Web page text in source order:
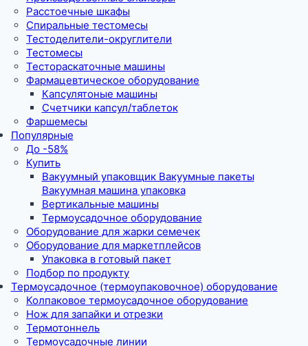
Расстоечные шкафы
Спиральные тестомесы
Тестоделители-округлители
Тестомесы
Тестораскаточные машины
Фармацевтическое оборудование
Капсулятоные машины
Счетчики капсул/таблеток
Фаршемесы
Популярные
До -58%
Купить
Вакуумный упаковщик Вакуумные пакеты
Вакуумная машина упаковка
Вертикальные машины
Термоусадочное оборудование
Оборудование для жарки семечек
Оборудование для маркетплейсов
Упаковка в готовый пакет
Подбор по продукту
Термоусадочное (термоупаковочное) оборудование
Колпаковое термоусадочное оборудование
Нож для запайки и отрезки
Термотоннель
Термоусадочные линии